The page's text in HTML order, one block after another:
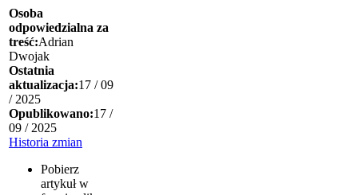
Osoba
odpowiedzialna za
treść:Adrian
Dwojak
Ostatnia
aktualizacja:17 / 09
/ 2025
Opublikowano:17 /
09 / 2025
Historia zmian
Pobierz
artykuł w